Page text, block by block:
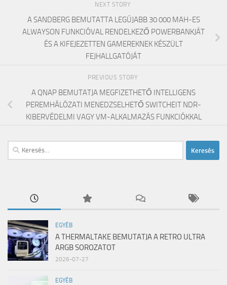
NEXT STORY
A SANDBERG BEMUTATTA LEGÚJABB 30 000 MAH-ES
ALWAYSON FUNKCIÓVAL RENDELKEZŐ POWERBANKJÁT
ÉS A KIFEJEZETTEN GAMEREKNEK KÉSZÜLT
FEJHALLGATÓJÁT
PREVIOUS STORY
A QNAP BEMUTATJA MEGFIZETHETŐ INTELLIGENS
PEREMHÁLÓZATI MENEDZSELHETŐ SWITCHEIT NDR-
KIBERVÉDELMI VAGY VM-ALKALMAZÁS FUNKCIÓKKAL
Keresés:
EGYÉB
A THERMALTAKE BEMUTATJA A RETRO ULTRA
ARGB SOROZATOT
2026-07-27
EGYÉB